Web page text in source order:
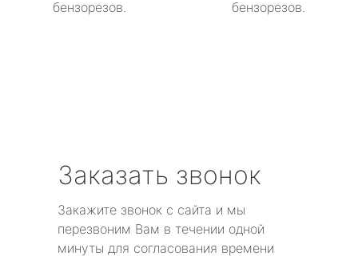
бензорезов.
бензорезов.
Заказать звонок
Закажите звонок с сайта и мы
перезвоним Вам в течении одной
минуты для согласования времени